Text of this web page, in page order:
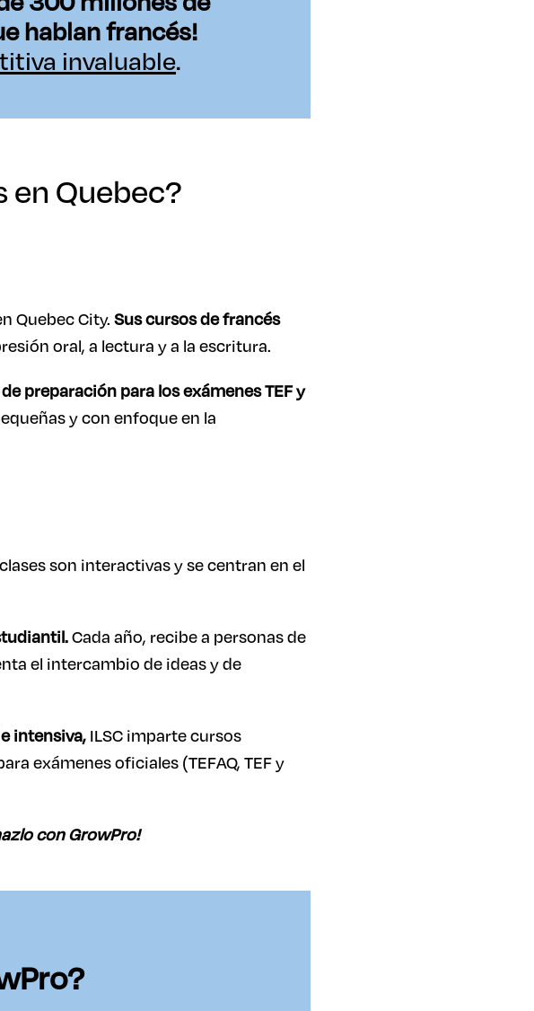
hablan francés!
invaluable.
Quebec?
Quebec City.Sus cursos de francés
oral, a lectura y a la escritura.
preparación para los exámenes TEF y
y con enfoque en la
son interactivas y se centran en el
Cada año, recibe a personas de
el intercambio de ideas y de
intensiva,ILSC imparte cursos
exámenes oficiales (TEFAQ, TEF y
con GrowPro!